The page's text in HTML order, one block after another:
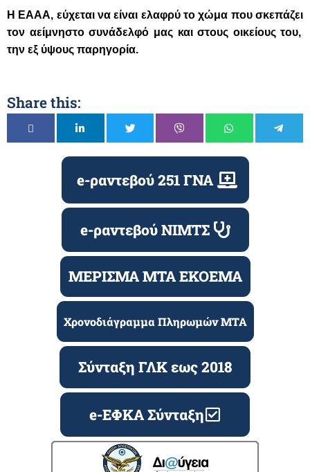
Η ΕΑΑΑ, εύχεται να είναι ελαφρύ το χώμα που σκεπάζει
τον αείμνηστο συνάδελφό μας και στους οικείους του,
την εξ ύψους παρηγορία.
Share this:
e-ραντεβού 251 ΓΝΑ
e-ραντεβού ΝΙΜΤΣ
ΜΕΡΙΣΜΑ ΜΤΑ ΕΚΟΕΜΑ
Χρονοδιάγραμμα Πληρωμών ΜΤΑ
Σύνταξη ΓΛΚ εως 2018
e-ΕΦΚΑ Σύνταξη